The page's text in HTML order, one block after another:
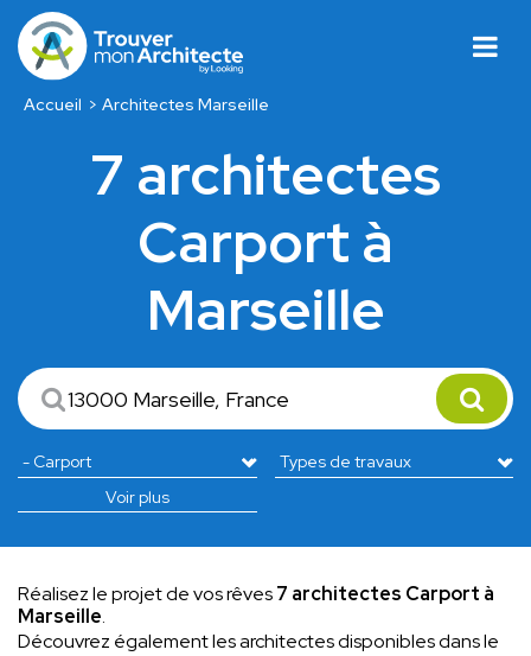
Accueil Architectes Marseille
7 architectes
Carport à
Marseille
Voir plus
Réalisez le projet de vos rêves7 architectes Carport à
Marseille.
Découvrez également les architectes disponibles dans le